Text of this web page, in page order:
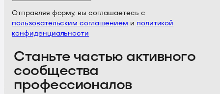
Отправляя форму, вы соглашаетесь с
пользовательским соглашением и политикой
конфиденциальности
Станьте частью активного
сообщества
профессионалов